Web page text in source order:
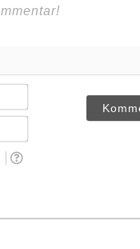
Name*
Email*